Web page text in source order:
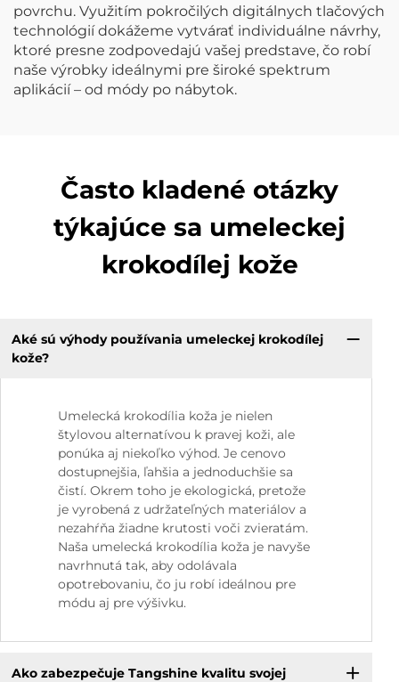
povrchu. Využitím pokročilých digitálnych tlačových
technológií dokážeme vytvárať individuálne návrhy,
ktoré presne zodpovedajú vašej predstave, čo robí
naše výrobky ideálnymi pre široké spektrum
aplikácií – od módy po nábytok.
Často kladené otázky
týkajúce sa umeleckej
krokodílej kože
Aké sú výhody používania umeleckej krokodílej
kože?
Umelecká krokodília koža je nielen
štylovou alternatívou k pravej koži, ale
ponúka aj niekoľko výhod. Je cenovo
dostupnejšia, ľahšia a jednoduchšie sa
čistí. Okrem toho je ekologická, pretože
je vyrobená z udržateľných materiálov a
nezahŕňa žiadne krutosti voči zvieratám.
Naša umelecká krokodília koža je navyše
navrhnutá tak, aby odolávala
opotrebovaniu, čo ju robí ideálnou pre
módu aj pre výšivku.
Ako zabezpečuje Tangshine kvalitu svojej